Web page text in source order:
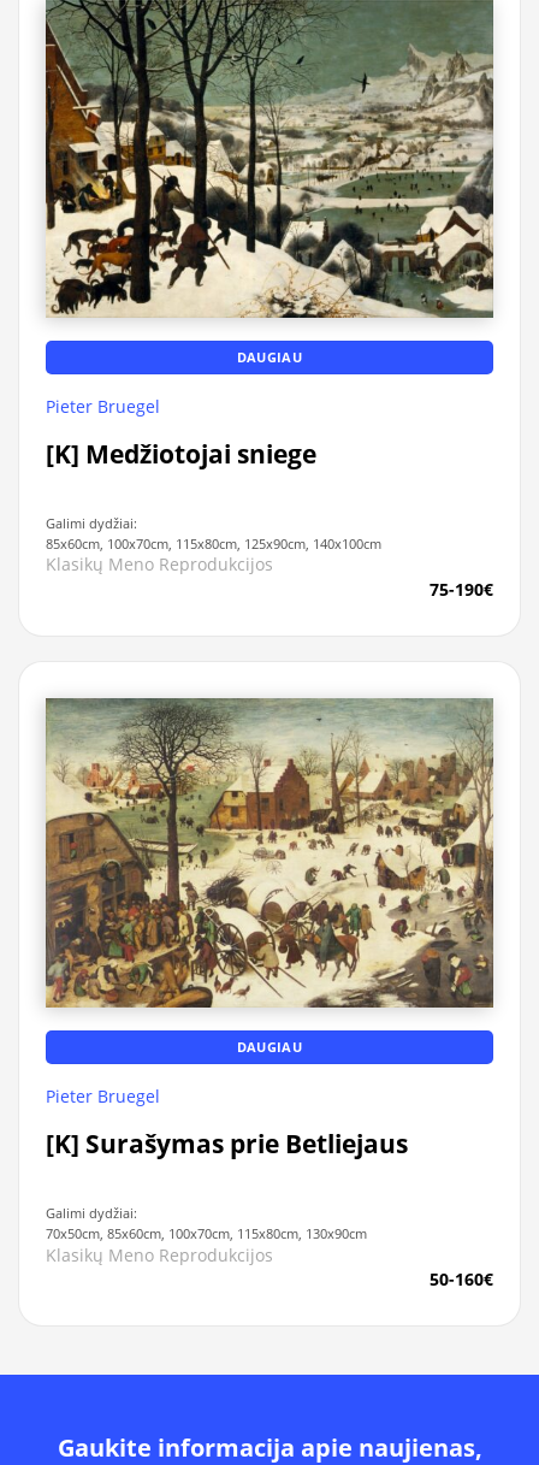
DAUGIAU
Pieter Bruegel
[K] Medžiotojai sniege
Galimi dydžiai:
85x60cm, 100x70cm, 115x80cm, 125x90cm, 140x100cm
Klasikų Meno Reprodukcijos
75-190€
DAUGIAU
Pieter Bruegel
[K] Surašymas prie Betliejaus
Galimi dydžiai:
70x50cm, 85x60cm, 100x70cm, 115x80cm, 130x90cm
Klasikų Meno Reprodukcijos
50-160€
Gaukite informacija apie naujienas,